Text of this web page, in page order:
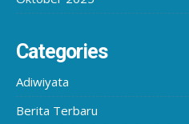
Categories
Adiwiyata
Berita Terbaru